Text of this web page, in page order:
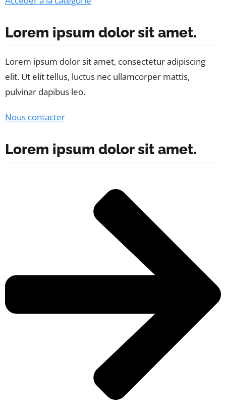
Lorem ipsum dolor sit amet.
Lorem ipsum dolor sit amet, consectetur adipiscing
elit. Ut elit tellus, luctus nec ullamcorper mattis,
pulvinar dapibus leo.
Nous contacter
Lorem ipsum dolor sit amet.